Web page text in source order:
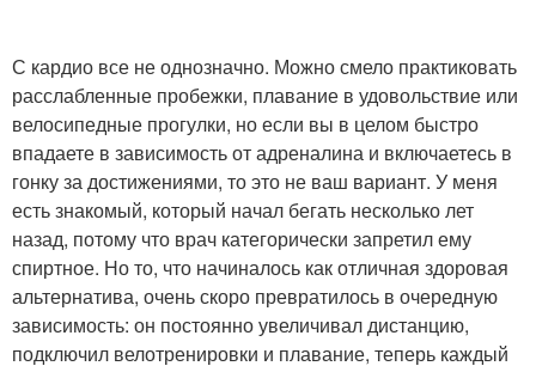
С кардио все не однозначно. Можно смело практиковать
расслабленные пробежки, плавание в удовольствие или
велосипедные прогулки, но если вы в целом быстро
впадаете в зависимость от адреналина и включаетесь в
гонку за достижениями, то это не ваш вариант. У меня
есть знакомый, который начал бегать несколько лет
назад, потому что врач категорически запретил ему
спиртное. Но то, что начиналось как отличная здоровая
альтернатива, очень скоро превратилось в очередную
зависимость: он постоянно увеличивал дистанцию,
подключил велотренировки и плавание, теперь каждый